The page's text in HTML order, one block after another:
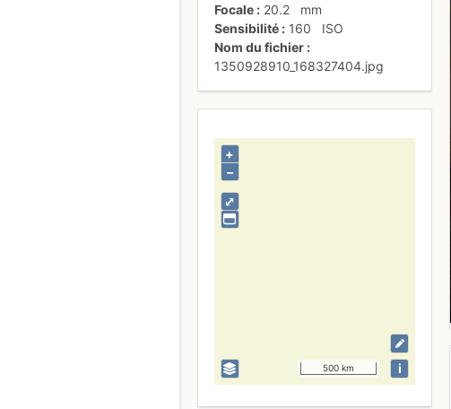
Focale
20.2
mm
Sensibilité
160
ISO
Nom du fichier
1350928910_168327404.jpg
⤢
+
–
500 km i